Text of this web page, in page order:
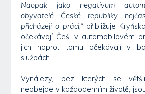
Naopak jako negativum
obyvatelé České republiky
přicházejí o práci,“ přibližuje
očekávají Češi v automobilovém
jich naproti tomu očekávají v
službách.
Vynálezy, bez kterých se
neobejde v každodenním životě,